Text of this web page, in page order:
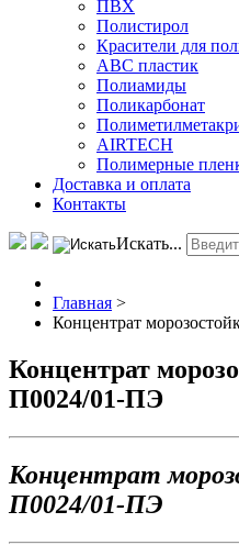
ПВХ
Полистирол
Красители для
АВС пластик
Полиамиды
Поликарбонат
AIRTECH
Полимерные
Доставка и оплата
Контакты
Искать...
Главная >
Концентрат
Концентрат
П0024/01-ПЭ
Концентрат
П0024/01-ПЭ